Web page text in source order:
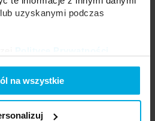
uzyskanymi podczas
na wszystkie